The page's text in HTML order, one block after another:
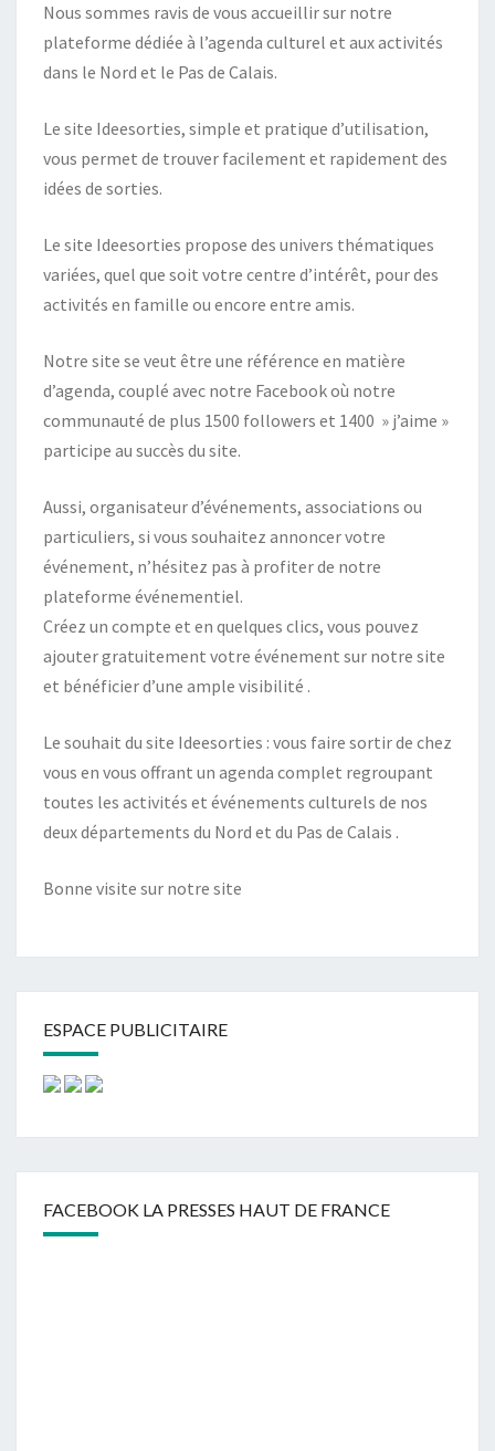
Nous sommes ravis de vous accueillir sur notre
plateforme dédiée à l’agenda culturel et aux activités
dans le Nord et le Pas de Calais.
Le site Ideesorties, simple et pratique d’utilisation,
vous permet de trouver facilement et rapidement des
idées de sorties.
Le site Ideesorties propose des univers thématiques
variées, quel que soit votre centre d’intérêt, pour des
activités en famille ou encore entre amis.
Notre site se veut être une référence en matière
d’agenda, couplé avec notre Facebook où notre
communauté de plus 1500 followers et 1400 » j’aime »
participe au succès du site.
Aussi, organisateur d’événements, associations ou
particuliers, si vous souhaitez annoncer votre
événement, n’hésitez pas à profiter de notre
plateforme événementiel.
Créez un compte et en quelques clics, vous pouvez
ajouter gratuitement votre événement sur notre site
et bénéficier d’une ample visibilité .
Le souhait du site Ideesorties : vous faire sortir de chez
vous en vous offrant un agenda complet regroupant
toutes les activités et événements culturels de nos
deux départements du Nord et du Pas de Calais .
Bonne visite sur notre site
ESPACE PUBLICITAIRE
FACEBOOK LA PRESSES HAUT DE FRANCE